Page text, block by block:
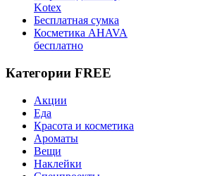
Kotex
Бесплатная сумка
Косметика AHAVA
бесплатно
Категории FREE
Акции
Еда
Красота и косметика
Ароматы
Вещи
Наклейки